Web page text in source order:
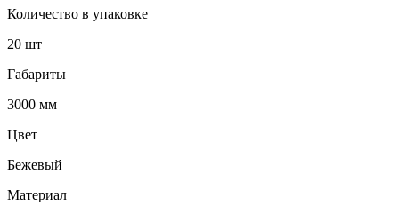
Количество в упаковке
20 шт
Габариты
3000 мм
Цвет
Бежевый
Материал